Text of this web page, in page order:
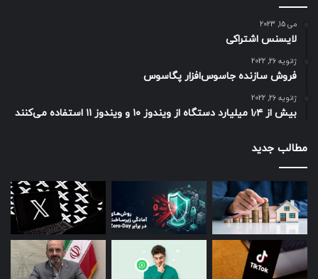
می 15, 2023
لایسنس اشتراکی
ژانویه 26, 2022
فروش سازنده جاسوس‌افزار پگاسوس
ژانویه 26, 2022
بیش از ۱٫۴ میلیارد دستگاه از ویندوز ۱۰ و ویندوز ۱۱ استفاده می‌کنند
مطالب جدید